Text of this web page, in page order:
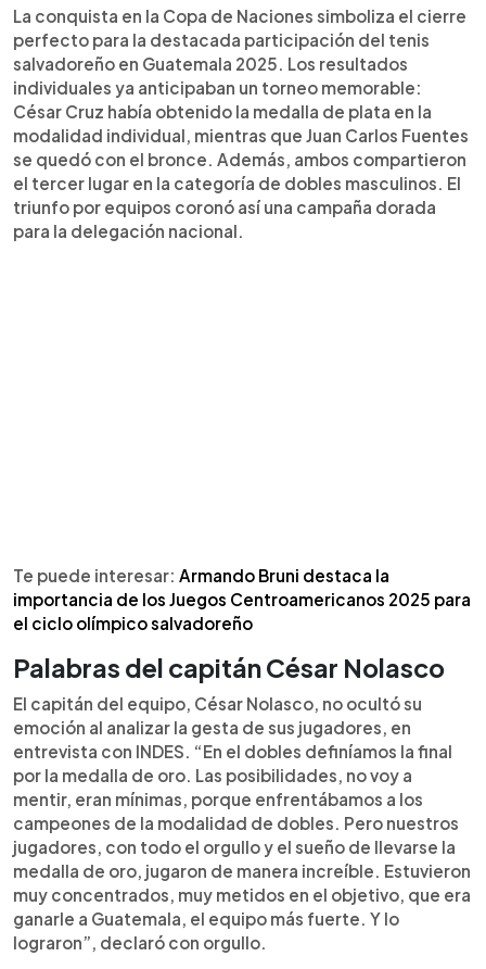
La conquista en la Copa de Naciones simboliza el cierre
perfecto para la destacada participación del tenis
salvadoreño en Guatemala 2025. Los resultados
individuales ya anticipaban un torneo memorable:
César Cruz había obtenido la medalla de plata en la
modalidad individual, mientras que Juan Carlos Fuentes
se quedó con el bronce. Además, ambos compartieron
el tercer lugar en la categoría de dobles masculinos. El
triunfo por equipos coronó así una campaña dorada
para la delegación nacional.
Te puede interesar: Armando Bruni destaca la
importancia de los Juegos Centroamericanos 2025 para
el ciclo olímpico salvadoreño
Palabras del capitán César Nolasco
El capitán del equipo, César Nolasco, no ocultó su
emoción al analizar la gesta de sus jugadores, en
entrevista con INDES. “En el dobles definíamos la final
por la medalla de oro. Las posibilidades, no voy a
mentir, eran mínimas, porque enfrentábamos a los
campeones de la modalidad de dobles. Pero nuestros
jugadores, con todo el orgullo y el sueño de llevarse la
medalla de oro, jugaron de manera increíble. Estuvieron
muy concentrados, muy metidos en el objetivo, que era
ganarle a Guatemala, el equipo más fuerte. Y lo
lograron”, declaró con orgullo.